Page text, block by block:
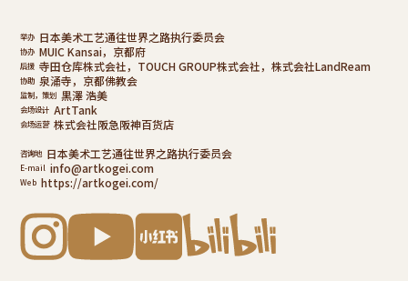
举办 日本美术工艺通往世界之路执行委员会
协办 MUIC Kansai，京都府
后援 寺田仓库株式会社，TOUCH GROUP株式会社，株式会社LandReam
协助 泉涌寺，京都佛教会
监制，策划 黒澤 浩美
会场设计 ArtTank
会场运营 株式会社阪急阪神百货店
咨询地 日本美术工艺通往世界之路执行委员会
E-mail info@artkogei.com
Web https://artkogei.com/